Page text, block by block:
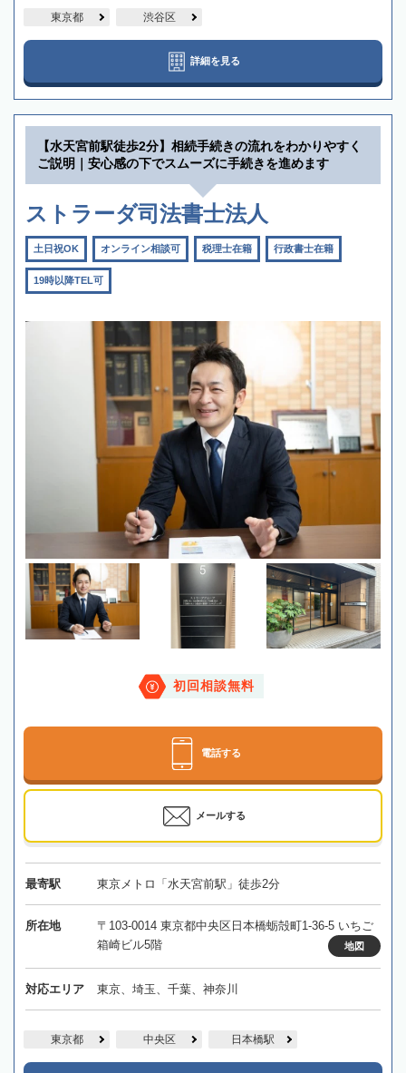
東京都 渋谷区
詳細を見る
【水天宮前駅徒歩2分】相続手続きの流れをわかりやすく
ご説明｜安心感の下でスムーズに手続きを進めます
ストラーダ司法書士法人
土日祝OK オンライン相談可 税理士在籍 行政書士在籍
19時以降TEL可
初回相談無料
電話する
メールする
最寄駅 東京メトロ「水天宮前駅」徒歩2分
所在地
〒103-0014 東京都中央区日本橋蛎殻町1-36-5 いちご
箱崎ビル5階
地図
対応エリア 東京、埼玉、千葉、神奈川
東京都 中央区 日本橋駅